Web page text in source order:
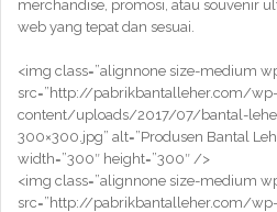
merchandise, promosi, atau souvenir
web yang tepat dan sesuai.
<img class=”alignnone size-medium
src=”http://pabrikbantalleher.com/wp-
content/uploads/2017/07/bantal-
300×300.jpg” alt=”Produsen Bantal
width=”300″ height=”300″ />
<img class=”alignnone size-medium
src=”http://pabrikbantalleher.com/wp-